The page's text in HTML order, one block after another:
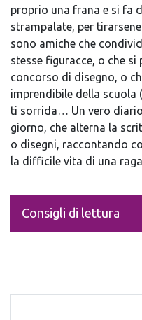
proprio una frana e si fa
strampalate, per
sono amiche che
stesse figuracce, o che si
concorso di disegno, o
imprendibile della scuola
ti sorrida… Un vero
giorno, che alterna la
o disegni, raccontando
la difficile vita di una
Consigli di lettura